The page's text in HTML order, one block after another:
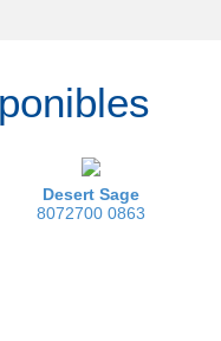
Desert Sage
8072700 0863